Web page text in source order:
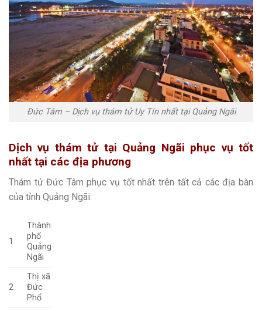
Đức Tâm – Dịch vụ thám tử Uy Tín nhất tại Quảng Ngãi
Dịch vụ thám tử tại Quảng Ngãi phục vụ tốt
nhất tại các địa phương
Thám tử Đức Tâm phục vụ tốt nhất trên tất cả các địa bàn
của tỉnh Quảng Ngãi:
1
Thành
phố
Quảng
Ngãi
2
Thị xã
Đức
Phổ